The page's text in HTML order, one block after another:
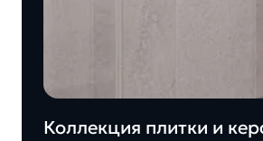
Коллекция плитки и